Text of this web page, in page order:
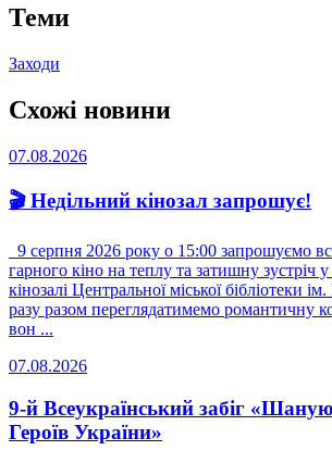
Теми
Заходи
Схожі новини
07.08.2026
🎬 Недільний кінозал запрошує!
9 серпня 2026 року о 15:00 запрошуємо
гарного кіно на теплу та затишну зустріч
кінозалі Центральної міської бібліотеки
разу разом переглядатимемо романтичну
вон ...
07.08.2026
9-й Всеукраїнський забіг «Шаную
Героїв України»